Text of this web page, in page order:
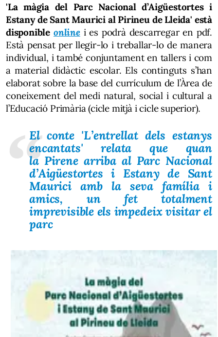
'La màgia del Parc Nacional d’Aigüestortes i
Estany de Sant Maurici al Pirineu de Lleida' està
disponible onlinei es podrà descarregar en pdf.
Està pensat per llegir-lo i treballar-lo de manera
individual, i també conjuntament en tallers i com
a material didàctic escolar. Els continguts s’han
elaborat sobre la base del currículum de l’Àrea de
coneixement del medi natural, social i cultural a
l’Educació Primària (cicle mitjà i cicle superior).
El conte 'L’entrellat dels estanys
encantats' relata que quan
la Pirene arriba al Parc Nacional
d’Aigüestortes i Estany de Sant
Maurici amb la seva família i
amics, un fet totalment
imprevisible els impedeix visitar el
parc